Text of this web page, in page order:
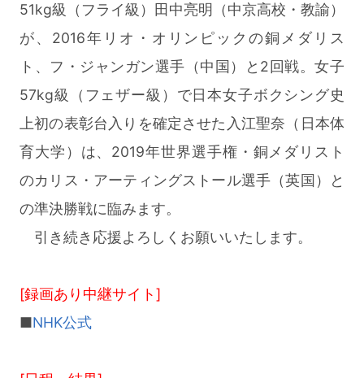
51kg級（フライ級）田中亮明（中京高校・教諭）
が、2016年リオ・オリンピックの銅メダリス
ト、フ・ジャンガン選手（中国）と2回戦。女子
57kg級（フェザー級）で日本女子ボクシング史
上初の表彰台入りを確定させた入江聖奈（日本体
育大学）は、2019年世界選手権・銅メダリスト
のカリス・アーティングストール選手（英国）と
の準決勝戦に臨みます。
引き続き応援よろしくお願いいたします。
[録画あり中継サイト]
■NHK公式